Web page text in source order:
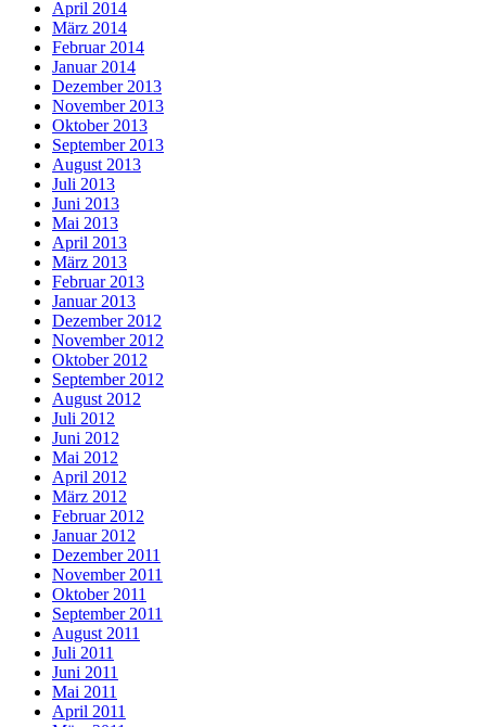
April 2014
März 2014
Februar 2014
Januar 2014
Dezember 2013
November 2013
Oktober 2013
September 2013
August 2013
Juli 2013
Juni 2013
Mai 2013
April 2013
März 2013
Februar 2013
Januar 2013
Dezember 2012
November 2012
Oktober 2012
September 2012
August 2012
Juli 2012
Juni 2012
Mai 2012
April 2012
März 2012
Februar 2012
Januar 2012
Dezember 2011
November 2011
Oktober 2011
September 2011
August 2011
Juli 2011
Juni 2011
Mai 2011
April 2011